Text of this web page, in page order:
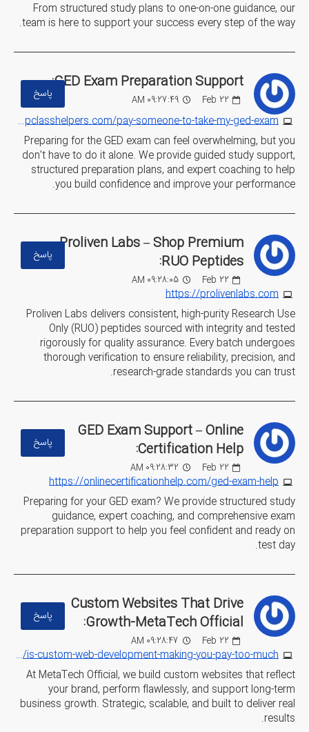
From structured study plans to one-on-one guidance, our
team is here to support your success every step of the way.
GED Exam Preparation Support:
22
Feb
09:27:49 AM
https://topclasshelpers.com/pay-someone-to-take-my-ged-exam
پاسخ
Preparing for the GED exam can feel overwhelming, but you
don’t have to do it alone. We provide guided study support,
structured preparation plans, and expert coaching to help
you build confidence and improve your performance.
Proliven Labs – Shop Premium
RUO Peptides:
22
Feb
09:28:05 AM
https://prolivenlabs.com
پاسخ
Proliven Labs delivers consistent, high-purity Research Use
Only (RUO) peptides sourced with integrity and tested
rigorously for quality assurance. Every batch undergoes
thorough verification to ensure reliability, precision, and
research-grade standards you can trust.
GED Exam Support – Online
Certification Help:
22
Feb
09:28:32 AM
https://onlinecertificationhelp.com/ged-exam-help
پاسخ
Preparing for your GED exam? We provide structured study
guidance, expert coaching, and comprehensive exam
preparation support to help you feel confident and ready on
test day.
Custom Websites That Drive
Growth-MetaTech Official:
22
Feb
09:28:47 AM
https://metatech-official.com/blog/is-custom-web-development-making-you-pay-too-much
پاسخ
At MetaTech Official, we build custom websites that reflect
your brand, perform flawlessly, and support long-term
business growth. Strategic, scalable, and built to deliver real
results.